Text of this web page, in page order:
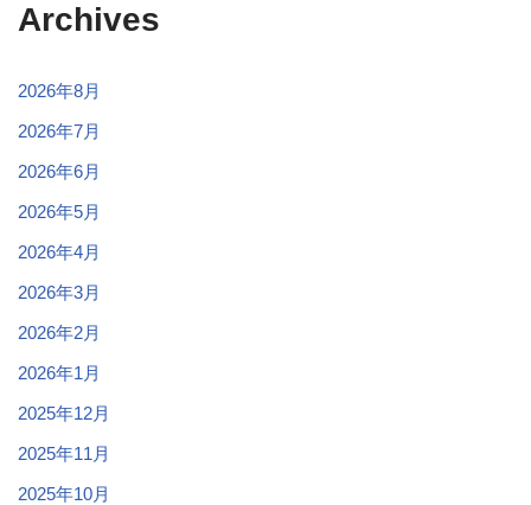
Archives
2026年8月
2026年7月
2026年6月
2026年5月
2026年4月
2026年3月
2026年2月
2026年1月
2025年12月
2025年11月
2025年10月